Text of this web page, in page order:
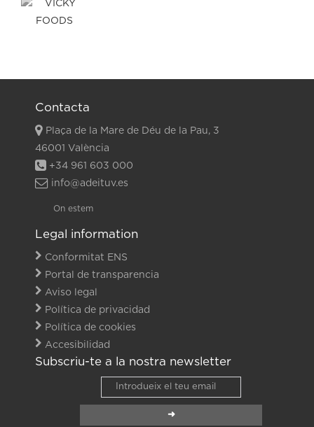
Contacta
Plaça de la Mare de Déu de la Pau, 3
46001 València
+34 961 603 000
info@adeituv.es
On estem
Legal information
Conformitat ENS
Portal de transparencia
Aviso legal
Política de privacidad
Política de cookies
Accesibilidad
Subscriu-te a la nostra newsletter